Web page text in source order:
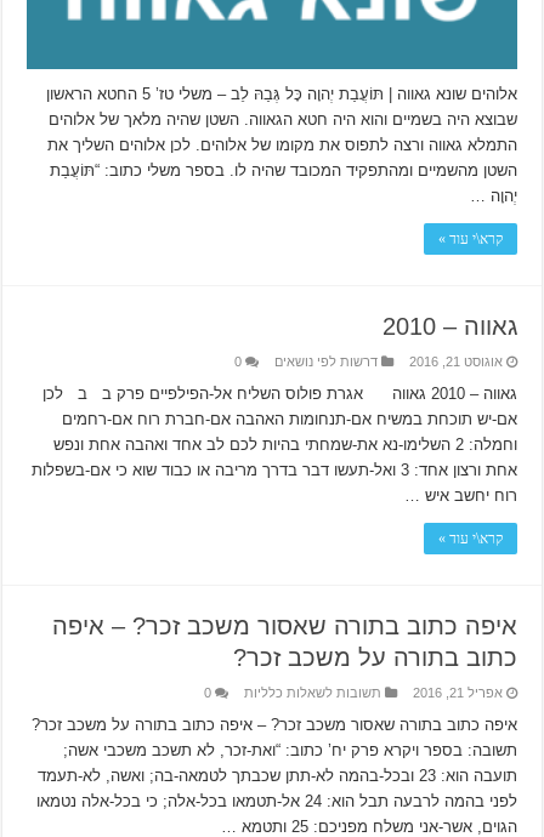
אלוהים שונא גאווה | תּוֹעֲבַת יְהוָה כָּל גְּבַהּ לֵב – משלי טז’ 5 החטא הראשון
שבוצא היה בשמיים והוא היה חטא הגאווה. השטן שהיה מלאך של אלוהים
התמלא גאווה ורצה לתפוס את מקומו של אלוהים. לכן אלוהים השליך את
השטן מהשמיים ומהתפקיד המכובד שהיה לו. בספר משלי כתוב: “תּוֹעֲבַת
יְהוָה …
קרא\י עוד »
גאווה – 2010
אוגוסט 21, 2016 דרשות לפי נושאים 0
גאווה – 2010 גאווה אגרת פולוס השליח אל-הפילפיים פרק ב ב לכן
אם-יש תוכחת במשיח אם-תנחומות האהבה אם-חברת רוח אם-רחמים
וחמלה: 2 השלימו-נא את-שמחתי בהיות לכם לב אחד ואהבה אחת ונפש
אחת ורצון אחד: 3 ואל-תעשו דבר בדרך מריבה או כבוד שוא כי אם-בשפלות
רוח יחשב איש …
קרא\י עוד »
איפה כתוב בתורה שאסור משכב זכר? – איפה
כתוב בתורה על משכב זכר?
אפריל 21, 2016 תשובות לשאלות כלליות 0
איפה כתוב בתורה שאסור משכב זכר? – איפה כתוב בתורה על משכב זכר?
תשובה: בספר ויקרא פרק יח’ כתוב: “ואת-זכר, לא תשכב משכבי אשה;
תועבה הוא: 23 ובכל-בהמה לא-תתן שכבתך לטמאה-בה; ואשה, לא-תעמד
לפני בהמה לרבעה תבל הוא: 24 אל-תטמאו בכל-אלה; כי בכל-אלה נטמאו
הגוים, אשר-אני משלח מפניכם: 25 ותטמא …